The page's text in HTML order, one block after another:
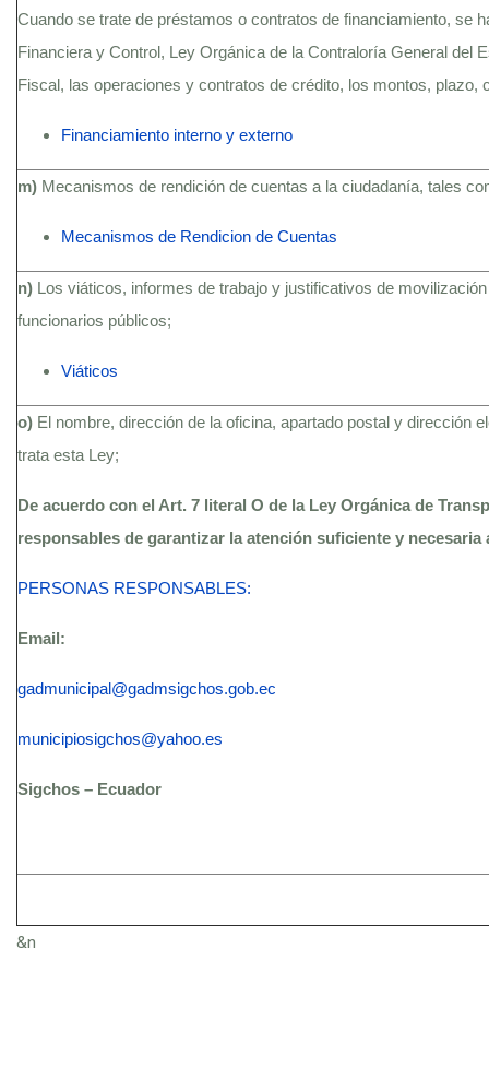
Cuando se trate de préstamos o contratos de financiamiento, se
Financiera y Control, Ley Orgánica de la Contraloría General del
Fiscal, las operaciones y contratos de crédito, los montos, plazo,
Financiamiento interno y externo
m) Mecanismos de rendición de cuentas a la ciudadanía, tales
Mecanismos de Rendicion de Cuentas
n) Los viáticos, informes de trabajo y justificativos de
funcionarios públicos;
Viáticos
o) El nombre, dirección de la oficina, apartado postal y dirección
trata esta Ley;
De acuerdo con el Art. 7 literal O de la Ley Orgánica de
responsables de garantizar la atención suficiente y
PERSONAS RESPONSABLES:
Email:
gadmunicipal@gadmsigchos.gob.ec
municipiosigchos@yahoo.es
Sigchos – Ecuador
&n